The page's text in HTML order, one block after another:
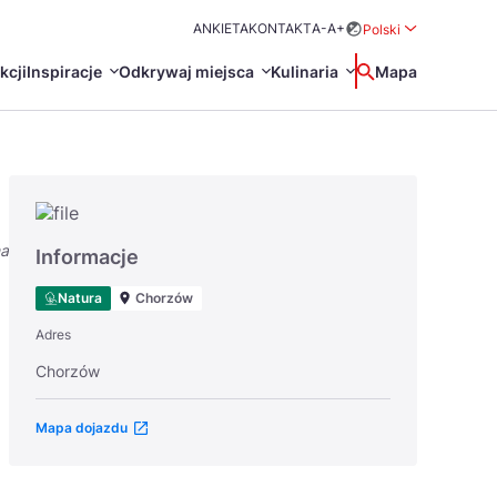
ANKIETAKONTAKTA-A+
Polski
Inspiracje
Certyfikaty POT
Odkrywaj miejsca
Turystyczne
Kulinaria
Restauracje Michelin
Wyszukaj
Mapa
Svenska
Informacje
Natura Chorzów
Adres
Chorzów
Mapa dojazdu